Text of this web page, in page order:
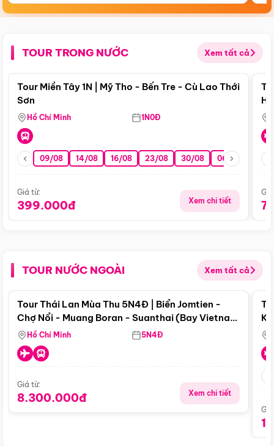
TOUR TRONG NƯỚC Xem tất cả
Điểm nổi bật
Tour Miền Tây 1N | Mỹ Tho - Bến Tre - Cù Lao Thới
Sơn
Hồ Chí Minh 1N0Đ
09/08 14/08 16/08 23/08 30/08 06/09 13/09
Giá từ:
399.000đ Xem chi tiết
TOUR NƯỚC NGOÀI Xem tất cả
Điểm nổi bật
Tour Thái Lan Mùa Thu 5N4Đ | Biển Jomtien -
Chợ Nổi - Muang Boran - Suanthai (Bay Vietnam
Airlines)
Hồ Chí Minh 5N4Đ
Giá từ:
8.300.000đ Xem chi tiết